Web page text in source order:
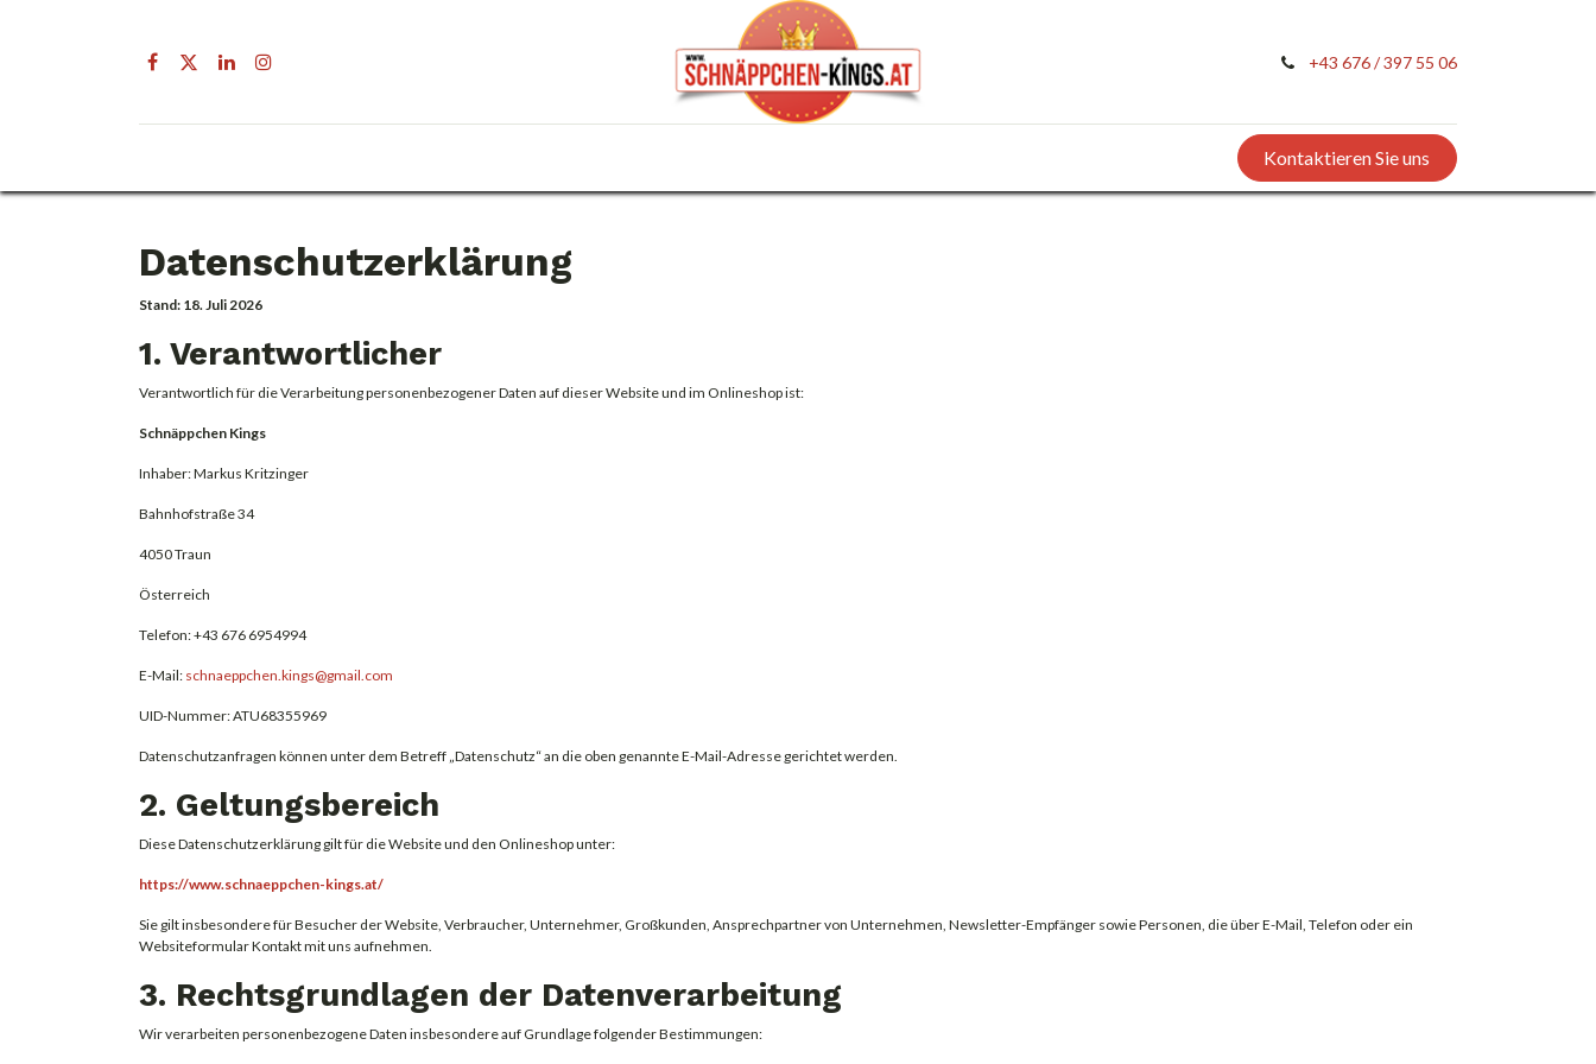
+43 676 / 397 55 06
Kontaktieren Sie uns
Datenschutzerklärung
Stand: 18. Juli 2026
1. Verantwortlicher
Verantwortlich für die Verarbeitung personenbezogener Daten auf dieser Website und im Onlineshop ist:
Schnäppchen Kings
Inhaber: Markus Kritzinger
Bahnhofstraße 34
4050 Traun
Österreich
Telefon: +43 676 6954994
E-Mail: schnaeppchen.kings@gmail.com
UID-Nummer: ATU68355969
Datenschutzanfragen können unter dem Betreff „Datenschutz“ an die oben genannte E-Mail-Adresse gerichtet werden.
2. Geltungsbereich
Diese Datenschutzerklärung gilt für die Website und den Onlineshop unter:
https://www.schnaeppchen-kings.at/
Sie gilt insbesondere für Besucher der Website, Verbraucher, Unternehmer, Großkunden, Ansprechpartner von Unternehmen, Newsletter-Empfänger sowie Personen, die über E-Mail, Telefon oder ein
Websiteformular Kontakt mit uns aufnehmen.
3. Rechtsgrundlagen der Datenverarbeitung
Wir verarbeiten personenbezogene Daten insbesondere auf Grundlage folgender Bestimmungen: